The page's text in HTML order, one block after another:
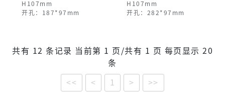
H107mm
开孔：187*97mm
H107mm
开孔：282*97mm
共有 12 条记录 当前第 1 页/共有 1 页 每页显示 20
条
<< < 1 > >>